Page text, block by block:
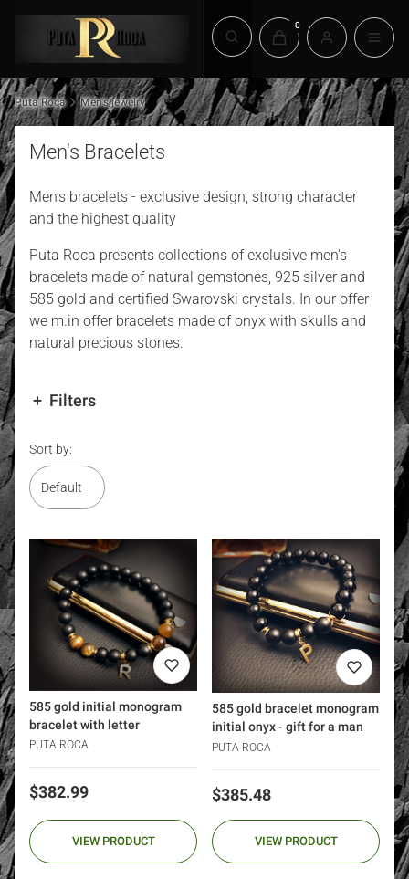
Open search engine
Products in the cart: 0.
Puta Roca Men's jewelry
Men's Bracelets
Men's bracelets - exclusive design, strong character
and the highest quality
Puta Roca presents collections of exclusive men's
bracelets made of natural gemstones, 925 silver and
585 gold and certified Swarovski crystals. In our offer
we m.in offer bracelets made of onyx with skulls and
natural precious stones.
Filters
List of products
Sort by:
Default
585 gold initial monogram
bracelet with letter
PUTA ROCA
Price
$382.99
VIEW PRODUCT
585 gold bracelet monogram
initial onyx - gift for a man
PUTA ROCA
Price
$385.48
VIEW PRODUCT